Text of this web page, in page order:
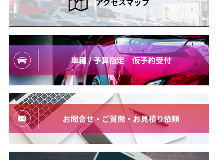
車種 / 予算指定 仮予約受付
お問合せ・ご質問・お見積り依頼